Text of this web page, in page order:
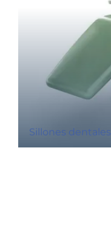
Sillones dentales